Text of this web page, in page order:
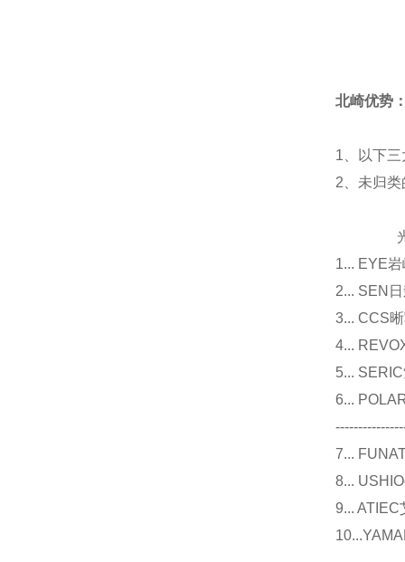
北崎优势
1、以下
2、未归
光源
1... EYE
2... SEN
3... CCS
4...
5...
6...
7...
8...
9...